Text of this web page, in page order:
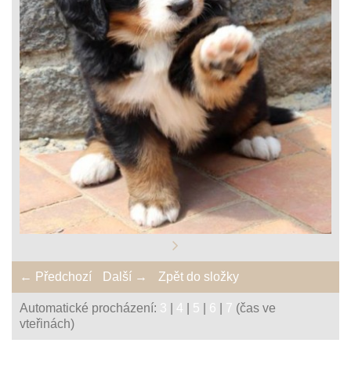
← Předchozí Další → Zpět do složky
Automatické procházení: 3 4 5 6 7 (čas ve
vteřinách)